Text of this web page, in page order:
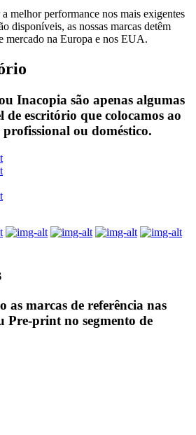
melhor performance nos mais exigentes
disponíveis, as nossas marcas detêm
mercado na Europa e nos EUA.
Inacopia são apenas algumas
de escritório que colocamos ao
ou doméstico.
as marcas de referência nas
Pre-print no segmento de